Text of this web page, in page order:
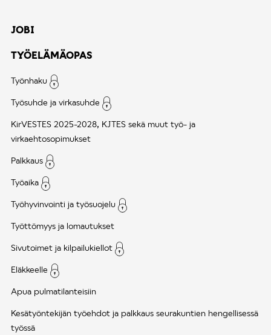
JOBI
TYÖELÄMÄOPAS
Työnhaku
Työsuhde ja virkasuhde
KirVESTES 2025-2028, KJTES sekä muut työ- ja
virkaehtosopimukset
Palkkaus
Työaika
Työhyvinvointi ja työsuojelu
Työttömyys ja lomautukset
Sivutoimet ja kilpailukiellot
Eläkkeelle
Apua pulmatilanteisiin
Kesätyöntekijän työehdot ja palkkaus seurakuntien hengellisessä
työssä